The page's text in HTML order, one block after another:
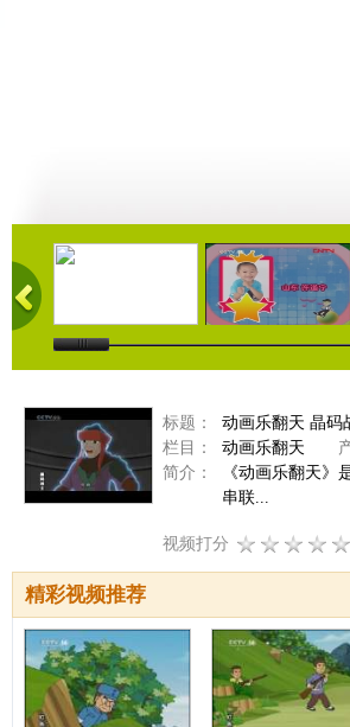
01:03 01:03
标题：
动画乐翻天 晶码
栏目：
动画乐翻天 产
简介：
《动画乐翻天
串联...
视频打分
精彩视频推荐